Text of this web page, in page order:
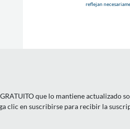
reflejan
que lo mantiene actualizado
clic en suscribirse para recibir la